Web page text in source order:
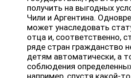
получить на выгодных
Чили и Аргентина.
может унаследовать
отца и, соответственно,
ряде стран гражданство
детям автоматически, а
соблюдения
например, спустя какой-